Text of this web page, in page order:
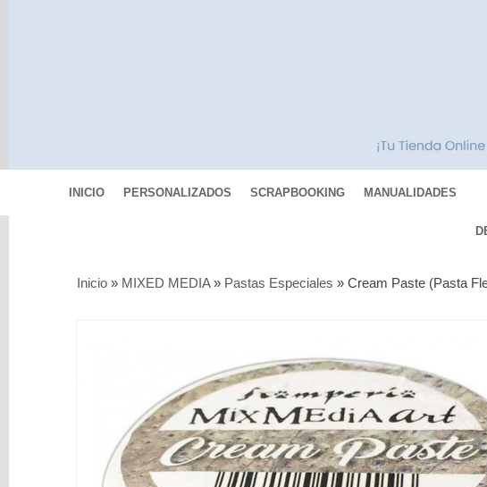
INICIO PERSONALIZADOS SCRAPBOOKING MANUALIDADES
Máquinas
Inicio » MIXED MEDIA» Pastas Especiales »Cream Paste (Pasta